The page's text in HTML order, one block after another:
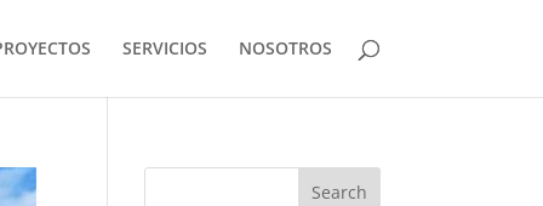
SERVICIOS NOSOTROS